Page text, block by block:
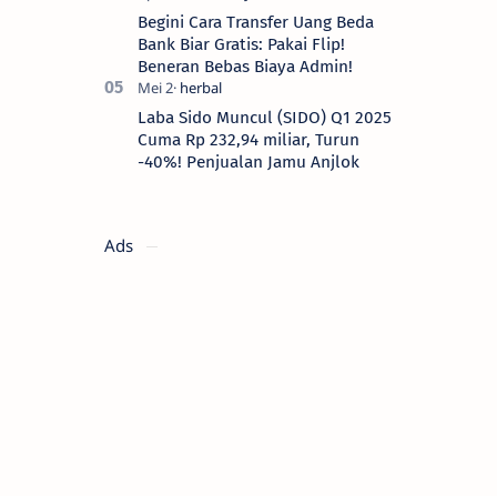
Begini Cara Transfer Uang Beda
Bank Biar Gratis: Pakai Flip!
Beneran Bebas Biaya Admin!
Laba Sido Muncul (SIDO) Q1 2025
Cuma Rp 232,94 miliar, Turun
-40%! Penjualan Jamu Anjlok
Ads